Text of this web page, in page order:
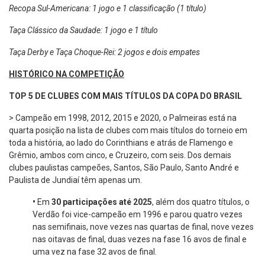
Recopa Sul-Americana: 1 jogo e 1 classificação (1 título)
Taça Clássico da Saudade: 1 jogo e 1 título
Taça Derby e Taça Choque-Rei: 2 jogos e dois empates
HISTÓRICO NA COMPETIÇÃO
TOP 5 DE CLUBES COM MAIS TÍTULOS DA COPA DO BRASIL
> Campeão em 1998, 2012, 2015 e 2020, o Palmeiras está na
quarta posição na lista de clubes com mais títulos do torneio em
toda a história, ao lado do Corinthians e atrás de Flamengo e
Grêmio, ambos com cinco, e Cruzeiro, com seis. Dos demais
clubes paulistas campeões, Santos, São Paulo, Santo André e
Paulista de Jundiaí têm apenas um.
• Em 30 participações até 2025, além dos quatro títulos, o
Verdão foi vice-campeão em 1996 e parou quatro vezes
nas semifinais, nove vezes nas quartas de final, nove vezes
nas oitavas de final, duas vezes na fase 16 avos de final e
uma vez na fase 32 avos de final.